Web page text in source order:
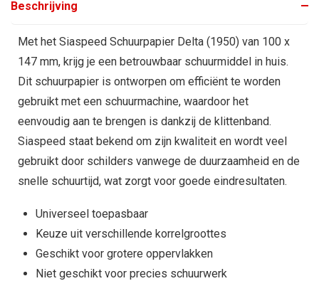
Beschrijving
Met het Siaspeed Schuurpapier Delta (1950) van 100 x
147 mm, krijg je een betrouwbaar schuurmiddel in huis.
Dit schuurpapier is ontworpen om efficiënt te worden
gebruikt met een schuurmachine, waardoor het
eenvoudig aan te brengen is dankzij de klittenband.
Siaspeed staat bekend om zijn kwaliteit en wordt veel
gebruikt door schilders vanwege de duurzaamheid en de
snelle schuurtijd, wat zorgt voor goede eindresultaten.
Universeel toepasbaar
Keuze uit verschillende korrelgroottes
Geschikt voor grotere oppervlakken
Niet geschikt voor precies schuurwerk